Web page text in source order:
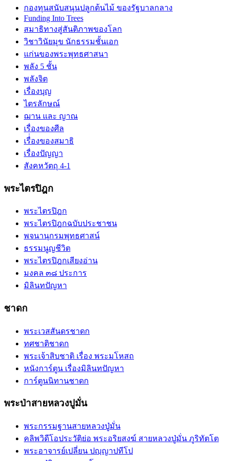
กองทุนสนับสนุนปลูกต้นไม้ ของรัฐบาลกลาง
Funding Into Trees
สมาธิทางสู่สันติภาพของโลก
วิชาวินัยมุข นักธรรมชั้นเอก
แก่นของพระพุทธศาสนา
พลัง 5 ชั้น
พลังจิต
เรื่องบุญ
ไตรลักษณ์
ฌาน และ ญาณ
เรื่องของศีล
เรื่่องของสมาธิ
เรื่องปัญญา
สังคหวัตถุ 4-1
พระไตรปิฎก
พระไตรปิฎก
พระไตรปิฎกฉบับประชาชน
พจนานุกรมพุทธศาสน์
ธรรมนูญชีวิต
พระไตรปิฎกเสียงอ่าน
มงคล ๓๘ ประการ
มิลินทปัญหา
ชาดก
พระเวสสันดรชาดก
ทศชาติชาดก
พระเจ้าสิบชาติ เรื่อง พระมโหสถ
หนังการ์ตูน เรื่องมิลินทปัญหา
การ์ตูนนิทานชาดก
พระป่าสายหลวงปูมั่น
พระกรรมฐานสายหลวงปู่มั่น
คลิพวิดีโอประวัติย่อ พระอริยสงฆ์ สายหลวงปู่มั่น ภูริทัตโต
พระอาจารย์เปลี่ยน ปญฺญาปทีโป